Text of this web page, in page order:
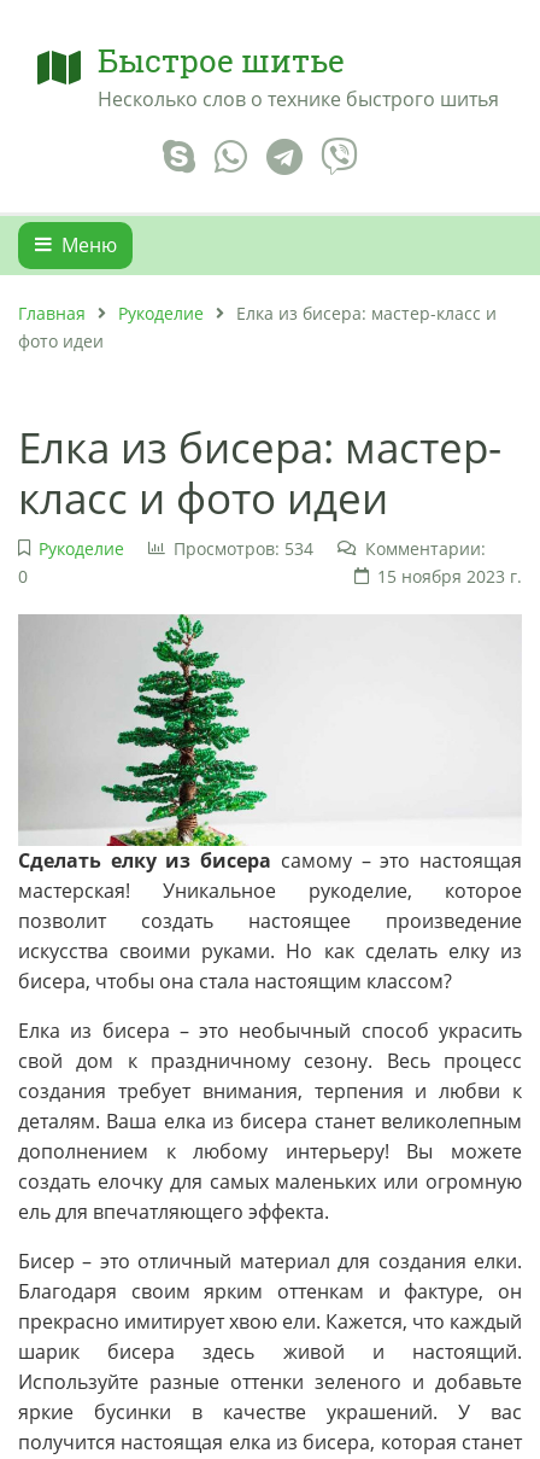
Быстрое шитье
Несколько слов о технике быстрого шитья
Меню
Главная Рукоделие
Елка из бисера: мастер-класс и
фото идеи
Елка из бисера: мастер-
класс и фото идеи
Рукоделие Просмотров: 534
Комментарии:
0
15 ноября 2023 г.
Сделать елку из бисера самому – это настоящая
мастерская! Уникальное рукоделие, которое
позволит создать настоящее произведение
искусства своими руками. Но как сделать елку из
бисера, чтобы она стала настоящим классом?
Елка из бисера – это необычный способ украсить
свой дом к праздничному сезону. Весь процесс
создания требует внимания, терпения и любви к
деталям. Ваша елка из бисера станет великолепным
дополнением к любому интерьеру! Вы можете
создать елочку для самых маленьких или огромную
ель для впечатляющего эффекта.
Бисер – это отличный материал для создания елки.
Благодаря своим ярким оттенкам и фактуре, он
прекрасно имитирует хвою ели. Кажется, что каждый
шарик бисера здесь живой и настоящий.
Используйте разные оттенки зеленого и добавьте
яркие бусинки в качестве украшений. У вас
получится настоящая елка из бисера, которая станет